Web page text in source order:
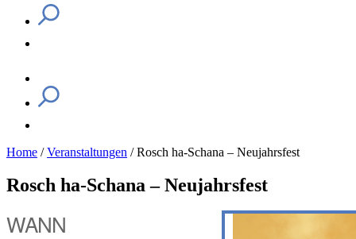
Home /Veranstaltungen /Rosch ha-Schana – Neujahrsfest
Rosch ha-Schana – Neujahrsfest
WANN